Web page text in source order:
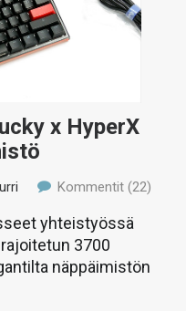
x HyperX
Kommentit (22)
yhteistyössä
3700
näppäimistön